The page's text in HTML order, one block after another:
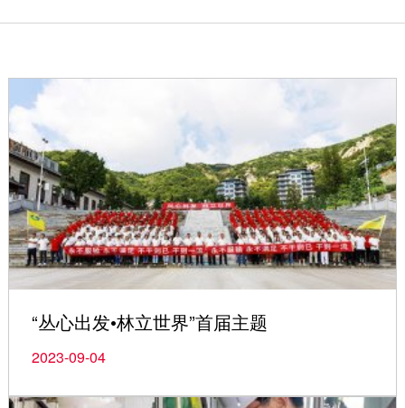
“丛心出发•林立世界”首届主题
2023-09-04